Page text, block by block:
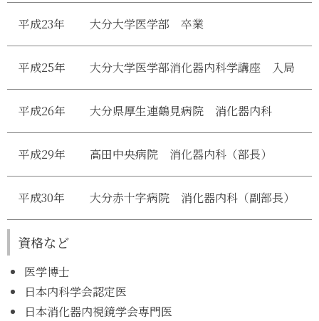
平成23年 大分大学医学部 卒業
平成25年 大分大学医学部消化器内科学講座 入局
平成26年 大分県厚生連鶴見病院 消化器内科
平成29年 高田中央病院 消化器内科（部長）
平成30年 大分赤十字病院 消化器内科（副部長）
資格など
医学博士
日本内科学会認定医
日本消化器内視鏡学会専門医